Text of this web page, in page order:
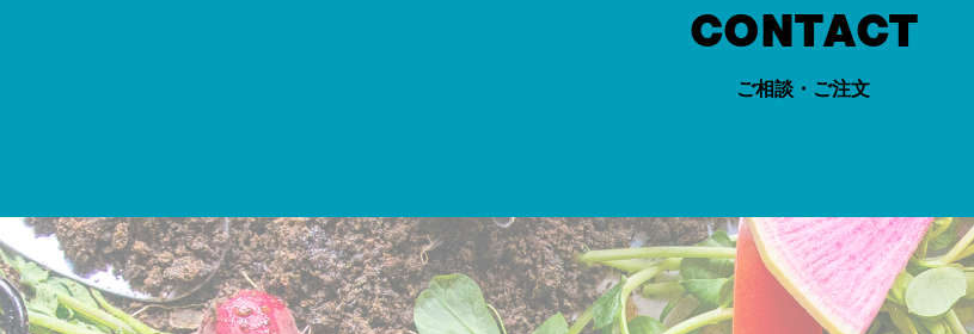
CONTACT
ご相談・ご注文